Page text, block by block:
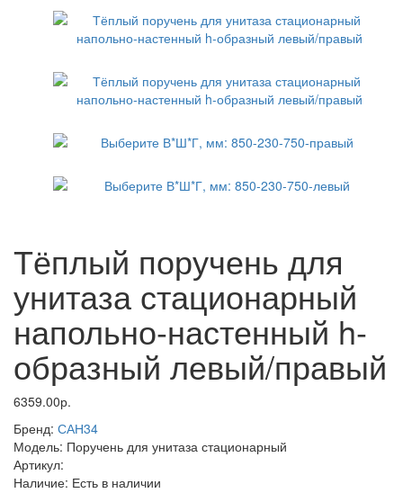
Тёплый поручень для
унитаза стационарный
напольно-настенный h-
образный левый/правый
6359.00р.
Бренд: САН34
Модель: Поручень для унитаза стационарный
Артикул:
Наличие: Есть в наличии